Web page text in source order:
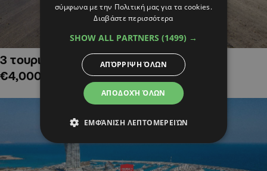
3 τουριστικά χωράφια στην Αλαμινό,
€4,000,000
σύμφωνα με την Πολιτική μας για τα cookies.
Διαβάστε περισσότερα
SHOW ALL PARTNERS (1499) →
ΑΠΟΔΟΧΉ ΌΛΩΝ
ΑΠΌΡΡΙΨΗ ΌΛΩΝ
ΕΜΦΆΝΙΣΗ ΛΕΠΤΟΜΕΡΕΙΏΝ